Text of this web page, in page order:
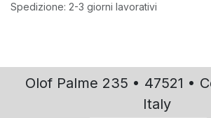
Spedizione: 2-3 giorni lavorativi
Olof Palme 235 • 47521 •
Italy